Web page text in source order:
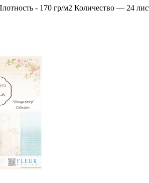
- 170 гр/м2 Количество — 24